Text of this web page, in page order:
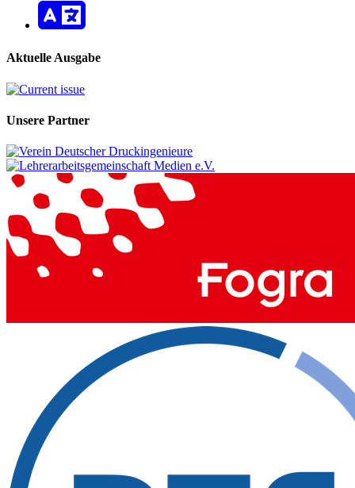
Aktuelle Ausgabe
Unsere Partner